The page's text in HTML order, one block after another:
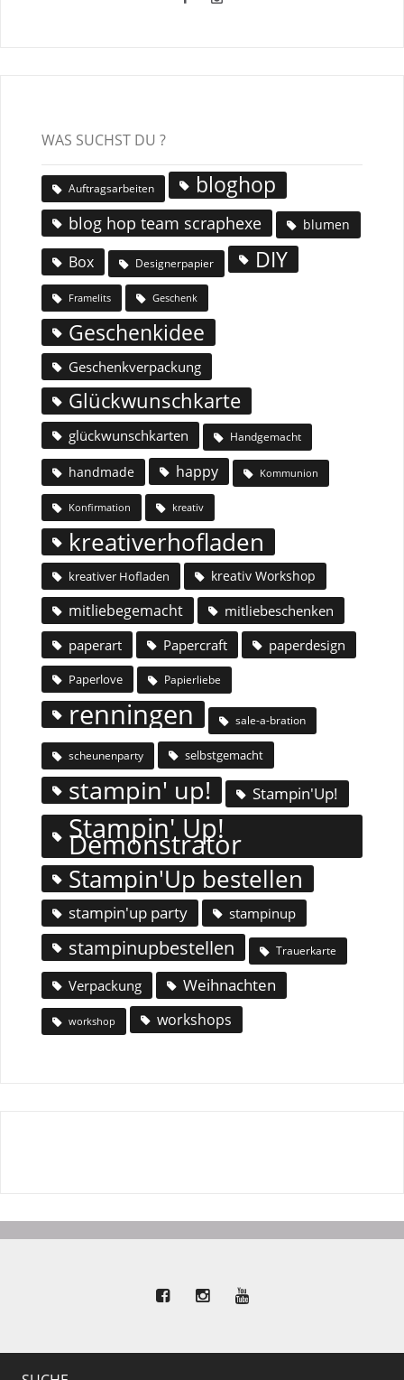
WAS SUCHST DU ?
Auftragsarbeiten bloghop
blog hop team scraphexe blumen
Box Designerpapier DIY
Framelits Geschenk
Geschenkidee
Geschenkverpackung
Glückwunschkarte
glückwunschkarten Handgemacht
handmade happy Kommunion
Konfirmation kreativ
kreativerhofladen
kreativer Hofladen kreativ Workshop
mitliebegemacht
mitliebeschenken
paperart
Papercraft paperdesign
Paperlove Papierliebe
renningen sale-a-bration
scheunenparty selbstgemacht
stampin' up! Stampin'Up!
Stampin' Up!
Demonstrator
Stampin'Up bestellen
stampin'up party stampinup
stampinupbestellen Trauerkarte
Verpackung Weihnachten
workshop workshops